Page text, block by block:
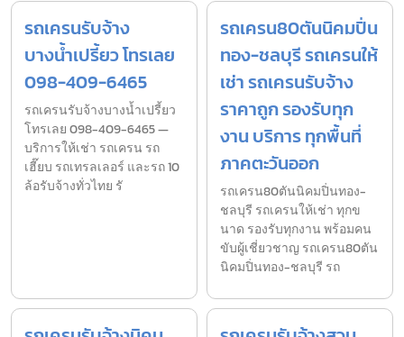
รถเครนรับจ้าง
บางน้ำเปรี้ยว โทรเลย
098-409-6465
รถเครนรับจ้างบางน้ำเปรี้ยว
โทรเลย 098-409-6465 —
บริการให้เช่า รถเครน รถ
เฮี๊ยบ รถเทรลเลอร์ และรถ 10
ล้อรับจ้างทั่วไทย รั
รถเครน80ตันนิคมปิ่น
ทอง-ชลบุรี รถเครนให้
เช่า รถเครนรับจ้าง
ราคาถูก รองรับทุก
งาน บริการ ทุกพื้นที่
ภาคตะวันออก
รถเครน80ตันนิคมปิ่นทอง-
ชลบุรี รถเครนให้เช่า ทุกข
นาด รองรับทุกงาน พร้อมคน
ขับผู้เชี่ยวชาญ รถเครน80ตัน
นิคมปิ่นทอง-ชลบุรี รถ